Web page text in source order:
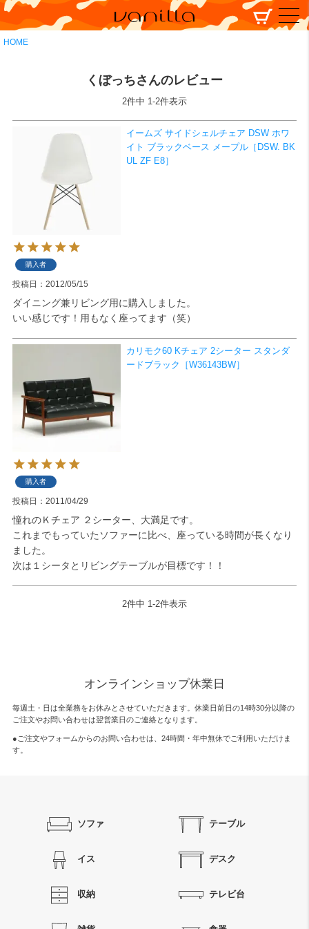
HOME
検索
くぼっちさんのレビュー
2件中 1-2件表示
イームズ サイドシェルチェア DSW ホワ
イト ブラックベース メープル［DSW. BK
UL ZF E8］
購入者
投稿日 2012/05/15
ダイニング兼リビング用に購入しました。
いい感じです！用もなく座ってます（笑）
カリモク60 Kチェア 2シーター スタンダ
ードブラック［W36143BW］
購入者
投稿日 2011/04/29
憧れのＫチェア ２シーター、大満足です。
これまでもっていたソファーに比べ、座っている時間が長くなり
ました。
次は１シータとリビングテーブルが目標です！！
2件中 1-2件表示
オンラインショップ休業日
毎週土・日は全業務をお休みとさせていただきます。休業日前日の14時30分以降の
ご注文やお問い合わせは翌営業日のご連絡となります。
●ご注文やフォームからのお問い合わせは、 24時間・年中無休でご利用いただけま
す。
ソファ テーブル
イス デスク
収納 テレビ台